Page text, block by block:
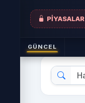
GÜNCEL